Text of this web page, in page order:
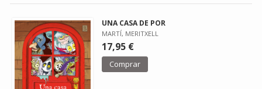
UNA CASA DE POR
MARTÍ, MERITXELL
17,95 €
Comprar